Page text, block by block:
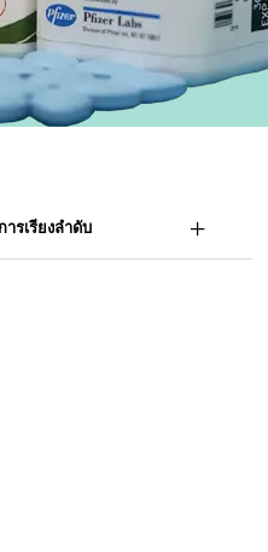
ารเรียงลำดับ